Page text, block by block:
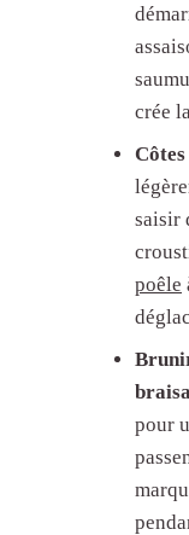
crée
saisir
poêle
pour